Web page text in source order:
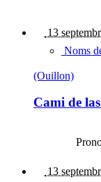
13
Noms
(Ouillon)
Cami de
13